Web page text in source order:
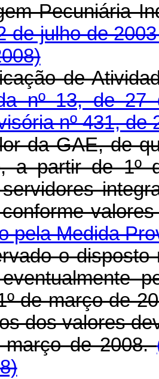
Pecuniária
de julho de
de
nº 13, de
nº 431, de
da GAE, de
a partir de 1º
pela Medida
o
de março de
dos valores
março de 2008.